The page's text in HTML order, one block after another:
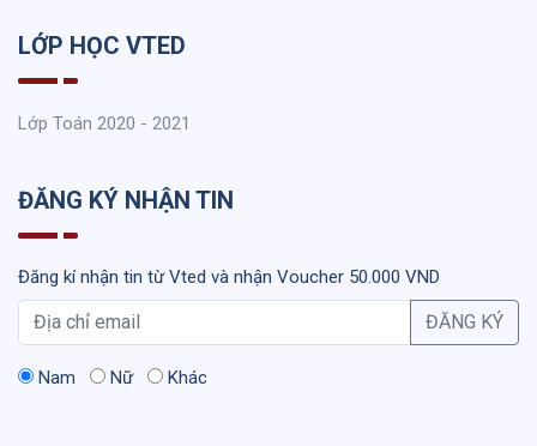
LỚP HỌC VTED
Lớp Toán 2020 - 2021
ĐĂNG KÝ NHẬN TIN
Đăng kí nhận tin từ Vted và nhận Voucher 50.000 VND
ĐĂNG KÝ
Nam Nữ Khác